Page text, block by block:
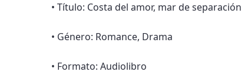
• Título: Costa del amor, mar de separación
• Género: Romance, Drama
• Formato: Audiolibro